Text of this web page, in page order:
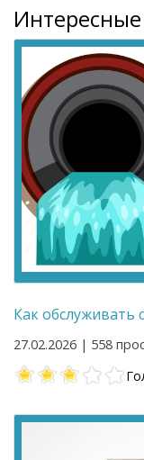
Интересные
Как обслуживать
27.02.2026 | 558